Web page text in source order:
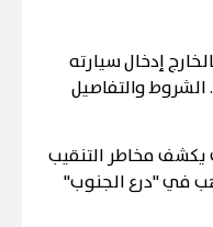
إدخال سيارته
الشروط والتفاصيل
مخاطر التنقيب
في "درع الجنوب"